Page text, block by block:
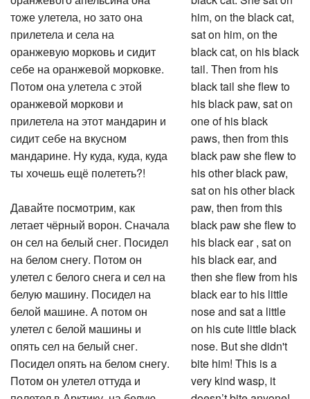
тоже улетела, но зато она
прилетела и села на
оранжевую морковь и сидит
себе на оранжевой морковке.
Потом она улетела с этой
оранжевой моркови и
прилетела на этот мандарин и
сидит себе на вкусном
мандарине. Ну куда, куда, куда
ты хочешь ещё полететь?!
Давайте посмотрим, как
летает чёрный ворон. Сначала
он сел на белый снег. Посидел
на белом снегу. Потом он
улетел с белого снега и сел на
белую машину. Посидел на
белой машине. А потом он
улетел с белой машины и
опять сел на белый снег.
Посидел опять на белом снегу.
Потом он улетел оттуда и
him, on the black cat,
sat on him, on the
black cat, on his black
tail. Then from his
black tail she flew to
his black paw, sat on
one of his black
paws, then from this
black paw she flew to
his other black paw,
sat on his other black
paw, then from this
black paw she flew to
his black ear , sat on
his black ear, and
then she flew from his
black ear to his little
nose and sat a little
on his cute little black
nose. But she didn't
bite him! This is a
very kind wasp, it